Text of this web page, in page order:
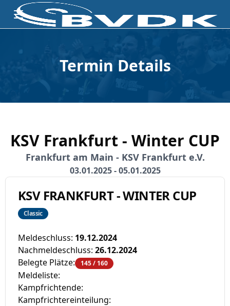
Termin Details
KSV Frankfurt - Winter CUP
Frankfurt am Main - KSV Frankfurt e.V.
03.01.2025 - 05.01.2025
KSV FRANKFURT - WINTER CUP
Classic
Meldeschluss: 19.12.2024
Nachmeldeschluss: 26.12.2024
Belegte Plätze:
145 / 160
Meldeliste:
Kampfrichtende:
Kampfrichtereinteilung: